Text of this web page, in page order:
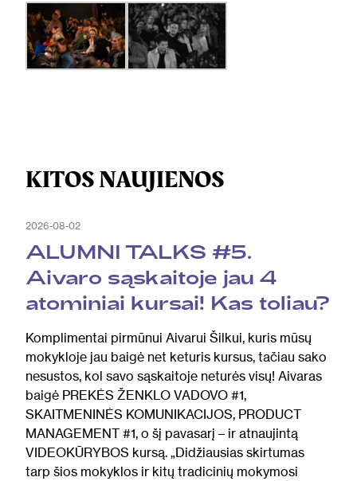
KITOS NAUJIENOS
2026-08-02
ALUMNI TALKS #5.
Aivaro sąskaitoje jau 4
atominiai kursai! Kas toliau?
Komplimentai pirmūnui Aivarui Šilkui, kuris mūsų
mokykloje jau baigė net keturis kursus, tačiau sako
nesustos, kol savo sąskaitoje neturės visų! Aivaras
baigė PREKĖS ŽENKLO VADOVO #1,
SKAITMENINĖS KOMUNIKACIJOS, PRODUCT
MANAGEMENT #1, o šį pavasarį – ir atnaujintą
VIDEOKŪRYBOS kursą. „Didžiausias skirtumas
tarp šios mokyklos ir kitų tradicinių mokymosi